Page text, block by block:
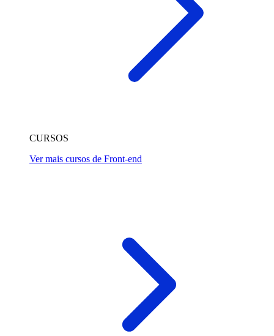
CURSOS
Ver mais cursos de Front-end